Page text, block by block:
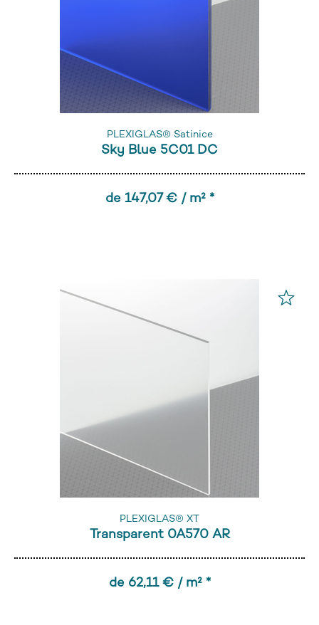
PLEXIGLAS® Satinice
Sky Blue 5C01 DC
de 147,07 € / m² *
PLEXIGLAS® XT
Transparent 0A570 AR
de 62,11 € / m² *